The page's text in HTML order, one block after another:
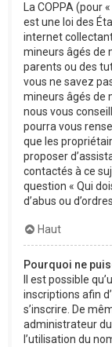
La COPPA (pour
est une loi des
internet
mineurs âgés de
parents ou des
vous ne savez
mineurs âgés de
nous vous
pourra vous
que les
proposer
contactés à ce
question « Qui
d’abus ou
Haut
Pourquoi ne
Il est possible
inscriptions afin
s’inscrire. De
administrateur
l’utilisation du